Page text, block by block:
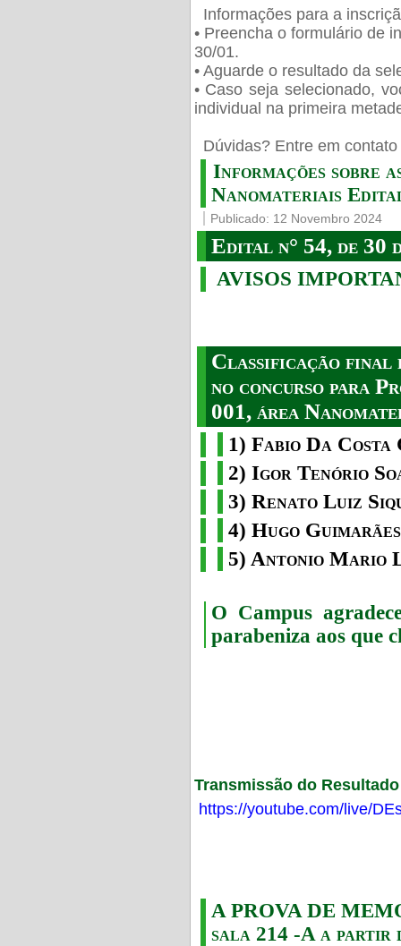
Informações para a
• Preencha o formulário de
30/01.
• Aguarde o resultado da
• Caso seja selecionado,
individual na primeira
Dúvidas? Entre em
Informações sobre
Nanomateriais
Publicado: 12 Novembro 2024
Edital n° 54, de 30
AVISOS
Classificação final
no concurso para
001, área
1) Fabio Da
2) Igor Tenório
3) Renato Luiz
4) Hugo
5) Antonio Mario
O Campus
parabeniza aos que
Transmissão do
https://youtube.com/live/
A PROVA DE
sala 214 -A a partir